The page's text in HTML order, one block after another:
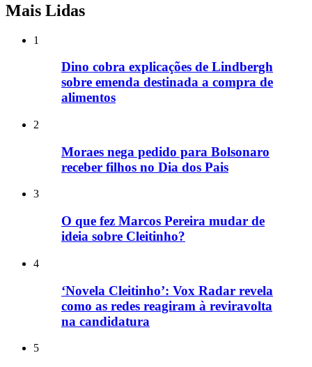
Mais Lidas
1
Dino cobra explicações de Lindbergh
sobre emenda destinada a compra de
alimentos
2
Moraes nega pedido para Bolsonaro
receber filhos no Dia dos Pais
3
O que fez Marcos Pereira mudar de
ideia sobre Cleitinho?
4
‘Novela Cleitinho’: Vox Radar revela
como as redes reagiram à reviravolta
na candidatura
5